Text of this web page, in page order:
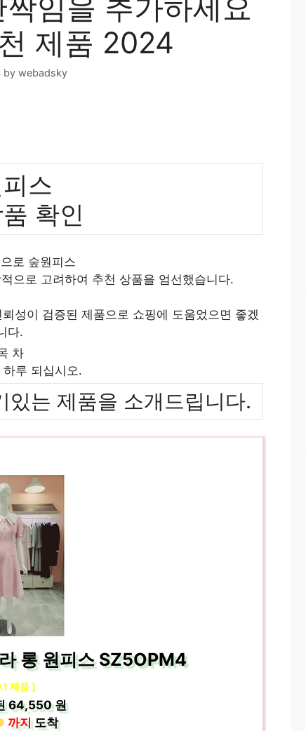
임을 추가하세요
제품 2024
by webadsky
스
확인
로 숲원피스
으로 고려하여 추천 상품을 엄선했습니다.
성이 검증된 제품으로 쇼핑에 도움었으면 좋겠
다.
차
루 되십시오.
는 제품을 소개드립니다.
롱 원피스 SZ5OPM4
제품 ]
64,550 원
까지도착